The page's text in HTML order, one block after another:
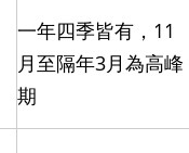
一年四季皆有，11
月至隔年3月為高峰
期